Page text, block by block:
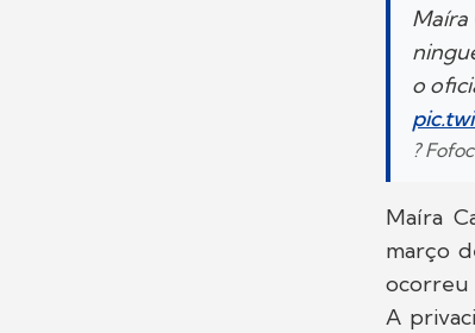
Maíra
o
?
Maíra
março
ocorreu
A